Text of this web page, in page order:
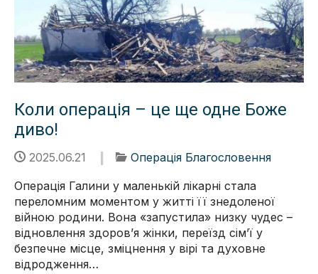
Коли операція – це ще одне Боже
диво!
2025.06.21
Операція Благословення
Операція Галини у маленькій лікарні стала
переломним моментом у житті її знедоленої
війною родини. Вона «запустила» низку чудес –
відновлення здоровʼя жінки, переїзд сімʼї у
безпечне місце, зміцнення у вірі та духовне
відродження…